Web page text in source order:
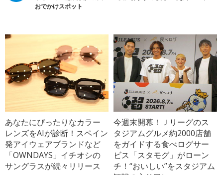
おでかけスポット
あなたにぴったりなカラー
レンズをAIが診断！スペイン
発アイウェアブランドなど
「OWNDAYS」イチオシの
サングラスが続々リリース
今週末開幕！Ｊリーグのス
タジアムグルメ約2000店舗
をガイドする食べログサー
ビス「スタモグ」がローン
チ！“おいしい”をスタジアム